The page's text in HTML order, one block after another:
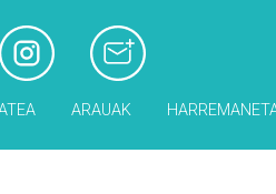
ARAUAK